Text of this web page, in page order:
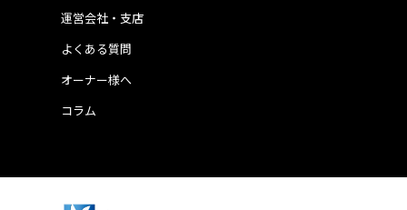
運営会社・支店
よくある質問
オーナー様へ
コラム